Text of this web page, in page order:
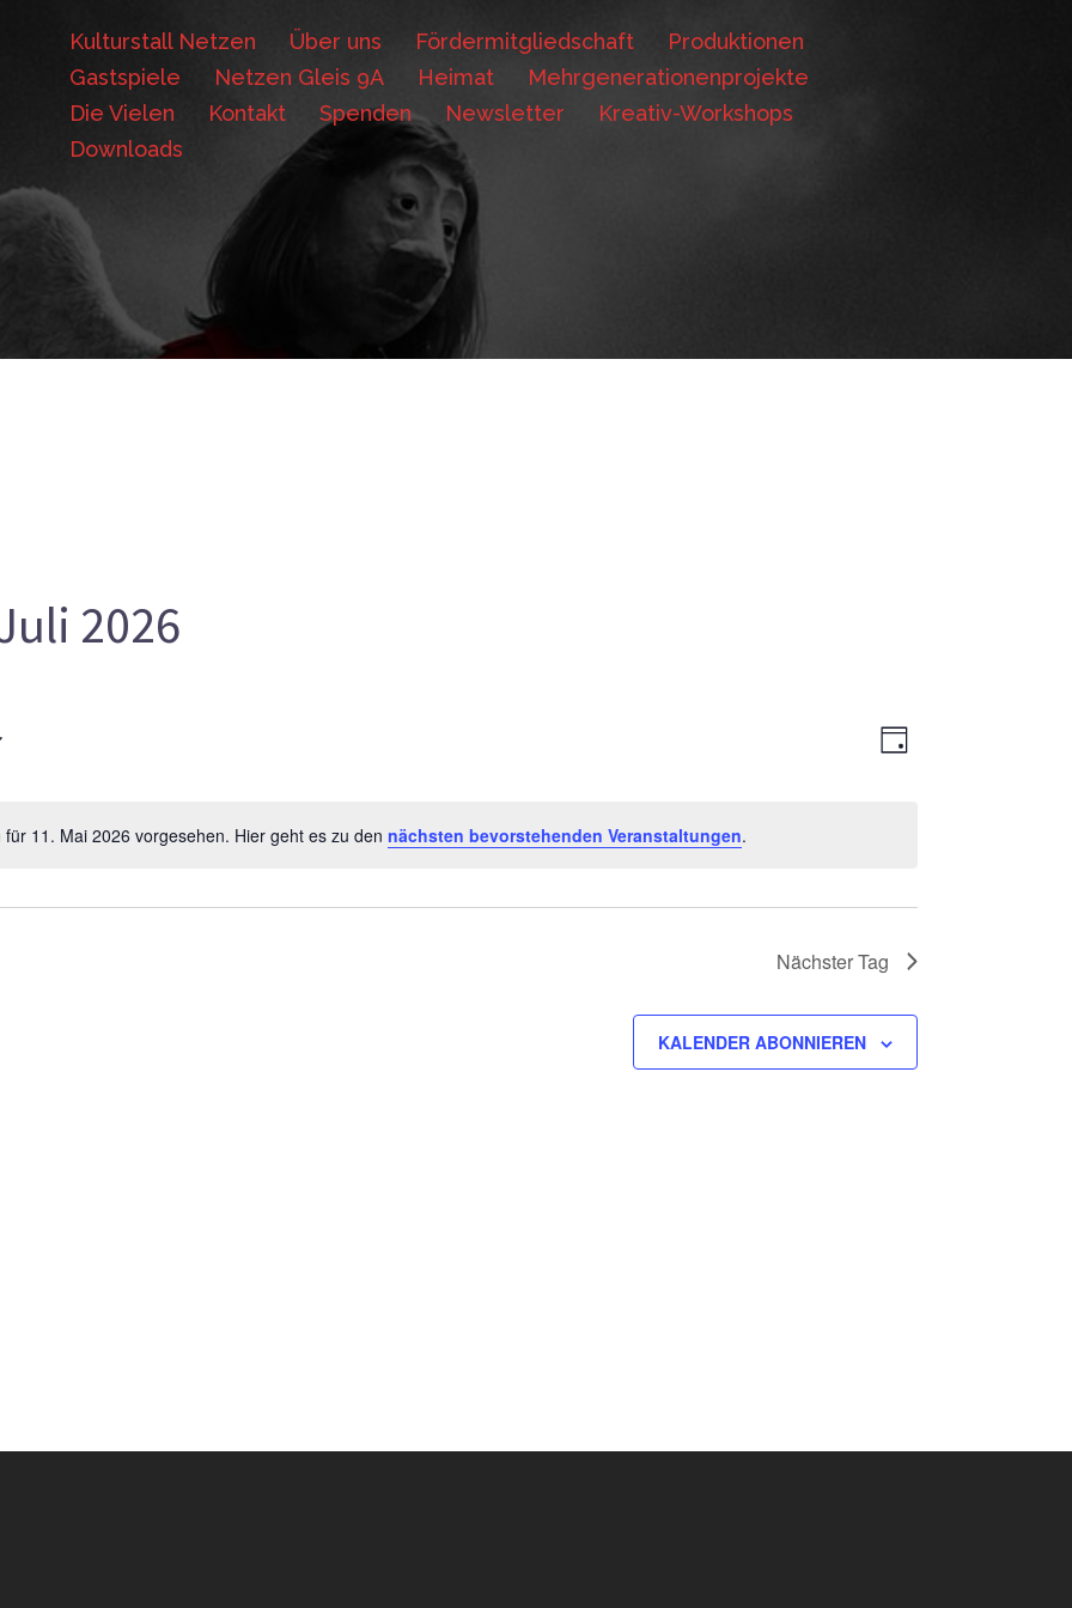
Kulturstall Netzen Über uns Fördermitgliedschaft
Produktionen
Gastspiele
Netzen Gleis 9A Heimat
Mehrgenerationenprojekte
Die Vielen
Kontakt Spenden Newsletter
Kreativ-Workshops
Downloads
für 11. Mai 2026 vorgesehen. Hier geht es zu den nächsten bevorstehenden Veranstaltungen.
2026
TAG
Nächster Tag
KALENDER ABONNIEREN